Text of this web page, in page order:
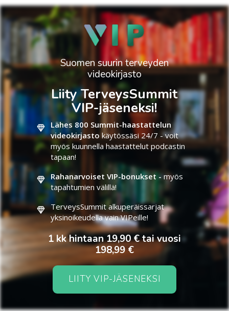
Suomen suurin terveyden
videokirjasto
Liity TerveysSummit
VIP-jäseneksi!
Lähes 800 Summit-haastattelun
videokirjasto käytössäsi 24/7 - voit
myös kuunnella haastattelut podcastin
tapaan!
Rahanarvoiset VIP-bonukset -myös
tapahtumien välillä!
TerveysSummit alkuperäissarjat
yksinoikeudella vain VIPeille!
1 kk hintaan 19,90 € tai vuosi
198,99 €
LIITY VIP-JÄSENEKSI